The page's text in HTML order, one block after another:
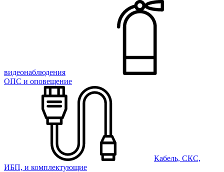
видеонаблюдения
ОПС и оповещение
Кабель, СКС,
ИБП, и комплектующие